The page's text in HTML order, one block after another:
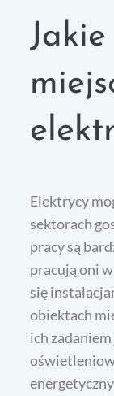
Elektrycy
sektorach
pracy są
pracują oni
się
obiektach
ich